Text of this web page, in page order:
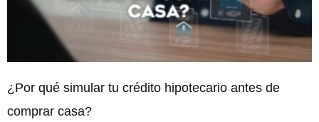
¿Por qué simular tu crédito hipotecario antes de
comprar casa?